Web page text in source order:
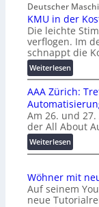
Deutscher
KMU in der
Die leichte
verflogen. Im
schnappt die
Weiterlesen:
K
M
U
i
n
d
e
K
o
s
AAA Zürich:
Am 26. und
der All About
Weiterlesen:
A
A
Z
ü
Wöhner mit
Auf seinem
neue